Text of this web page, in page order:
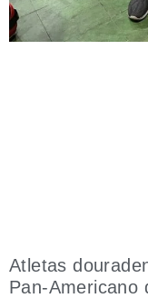
Atletas
Pan-Americano